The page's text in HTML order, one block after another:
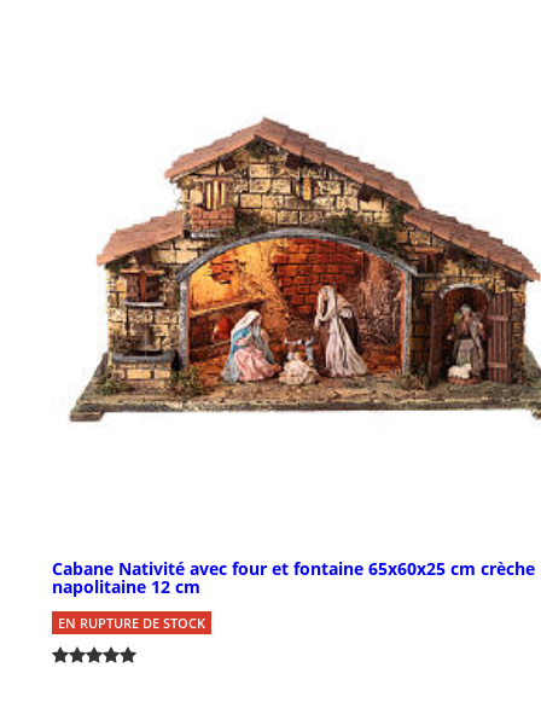
Cabane Nativité avec four et fontaine 65x60x25 cm crèche
napolitaine 12 cm
EN RUPTURE DE STOCK